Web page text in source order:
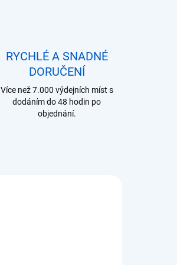
RYCHLÉ A SNADNÉ
DORUČENÍ
Více než 7.000 výdejních míst s
dodáním do 48 hodin po
objednání.